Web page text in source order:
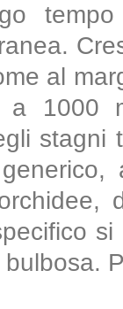
al
a 1000
stagni